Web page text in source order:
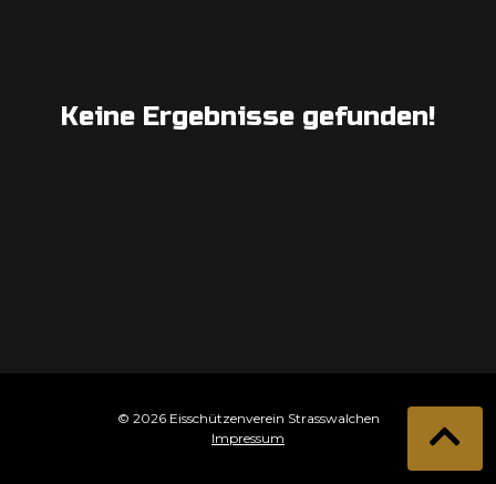
Keine Ergebnisse gefunden!
© 2026 Eisschützenverein Strasswalchen
Impressum